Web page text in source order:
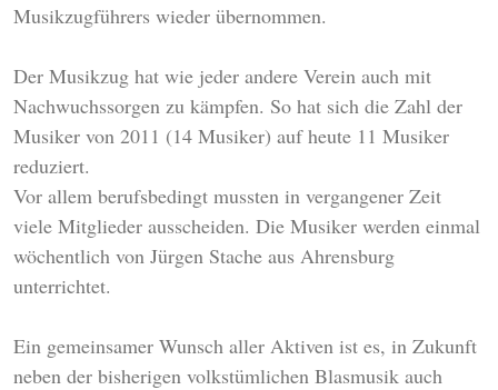
Musikzugführers wieder übernommen.
Der Musikzug hat wie jeder andere Verein auch mit
Nachwuchssorgen zu kämpfen. So hat sich die Zahl der
Musiker von 2011 (14 Musiker) auf heute 11 Musiker
reduziert.
Vor allem berufsbedingt mussten in vergangener Zeit
viele Mitglieder ausscheiden. Die Musiker werden einmal
wöchentlich von Jürgen Stache aus Ahrensburg
unterrichtet.
Ein gemeinsamer Wunsch aller Aktiven ist es, in Zukunft
neben der bisherigen volkstümlichen Blasmusik auch